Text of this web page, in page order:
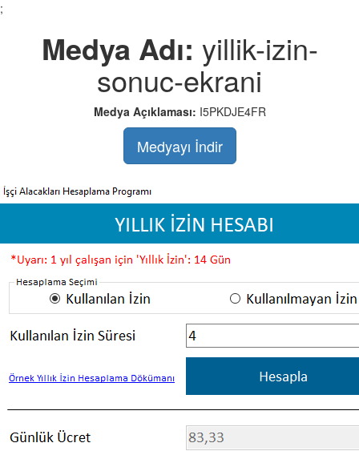
;
Medya Adı: yillik-izin-
sonuc-ekrani
Medya Açıklaması: I5PKDJE4FR
Medyayı İndir